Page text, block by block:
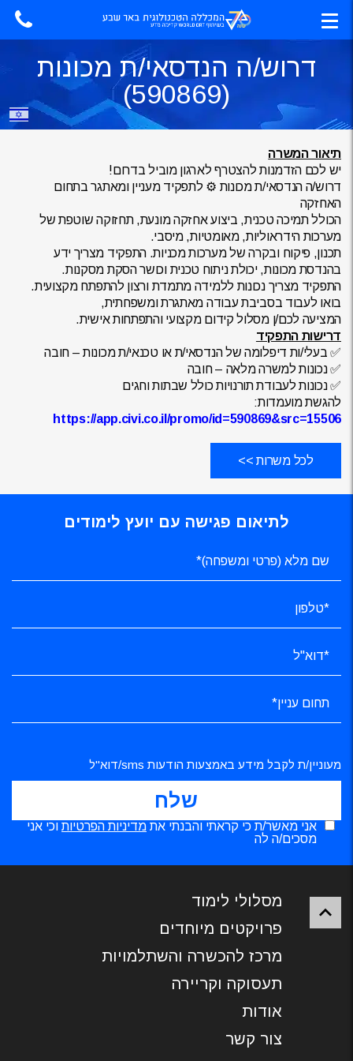
דרוש/ה הנדסאי/ת מכונות
(590869)
תיאור המשרה
יש לכם הזדמנות להצטרף לארגון מוביל בדרום!
דרוש/ה הנדסאי/ת מכונות ⚙️ לתפקיד מעניין ומאתגר בתחום
האחזקה
הכולל תמיכה טכנית, ביצוע אחזקה מונעת, תחזוקה שוטפת של
מערכות הידראוליות, מאומטיות, מיסבי.
תכנון, פיקוח ובקרה של מערכות מכניות. התפקיד מצריך ידע
בהנדסת מכונות, יכולת ניתוח טכנית וכושר הסקת מסקנות.
התפקיד מצריך נכונות ללמידה מתמדת ורצון להתפתח מקצועית.
בואו לעבוד בסביבת עבודה מאתגרת ומשפחתית,
המציעה לכם/ן מסלול קידום מקצועי והתפתחות אישית.
דרישות התפקיד
✅ בעלי/ות דיפלומה של הנדסאי/ת או טכנאי/ת מכונות – חובה
✅ נכונות למשרה מלאה – חובה
✅ נכונות לעבודת תורנויות כולל שבתות וחגים
להגשת מועמדות:
https://app.civi.co.il/promo/id=590869&src=15506
לכל משרות >>
לתיאום פגישה עם יועץ לימודים
מעוניין/ת לקבל מידע באמצעות הודעות sms/דוא"ל
אני מאשר/ת כי קראתי והבנתי את מדיניות הפרטיות וכי אני
מסכים/ה לה
מסלולי לימוד
פרויקטים מיוחדים
מרכז להכשרה והשתלמויות
תעסוקה וקריירה
אודות
צור קשר